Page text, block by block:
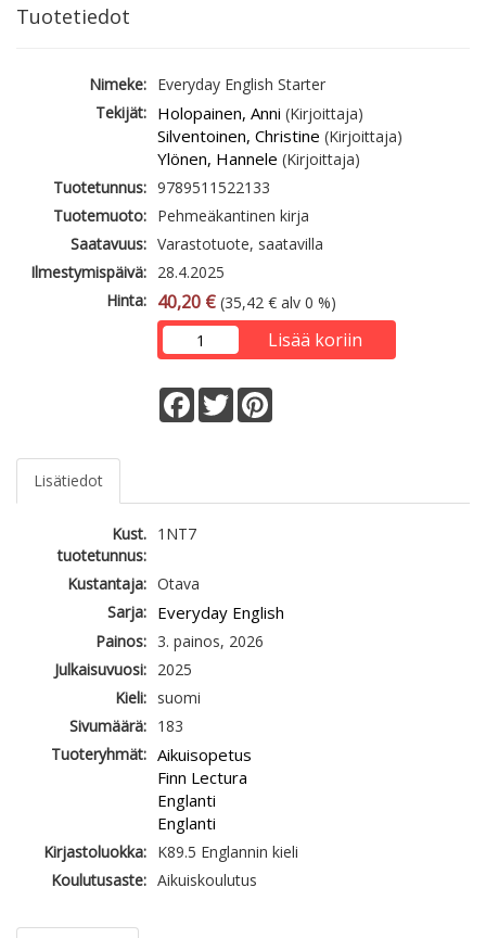
Tuotetiedot
Nimeke: Everyday English Starter
Tekijät: Holopainen, Anni (Kirjoittaja)
Silventoinen, Christine (Kirjoittaja)
Ylönen, Hannele (Kirjoittaja)
Tuotetunnus: 9789511522133
Tuotemuoto: Pehmeäkantinen kirja
Saatavuus: Varastotuote, saatavilla
Ilmestymispäivä: 28.4.2025
Hinta: 40,20 € (35,42 € alv 0 %)
Lisää koriin
Facebook
Twitter
Lisätiedot
Kust.
tuotetunnus:
1NT7
Kustantaja: Otava
Sarja: Everyday English
Painos: 3. painos, 2026
Julkaisuvuosi: 2025
Kieli: suomi
Sivumäärä: 183
Tuoteryhmät: Aikuisopetus
Finn Lectura
Englanti
Englanti
Kirjastoluokka: K89.5 Englannin kieli
Koulutusaste: Aikuiskoulutus